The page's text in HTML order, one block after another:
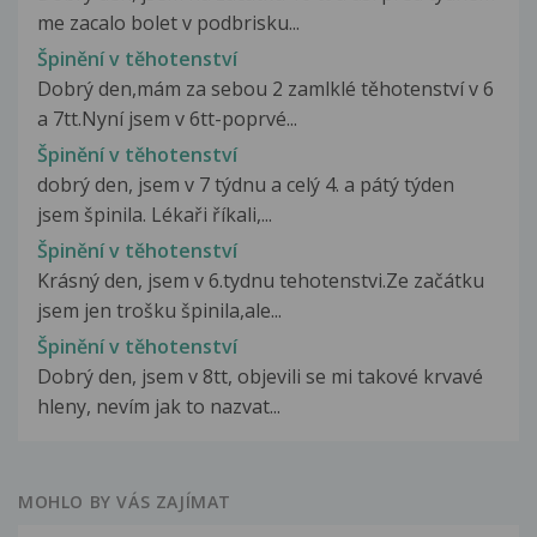
me zacalo bolet v podbrisku...
Špinění v těhotenství
Dobrý den,mám za sebou 2 zamlklé těhotenství v 6
a 7tt.Nyní jsem v 6tt-poprvé...
Špinění v těhotenství
dobrý den, jsem v 7 týdnu a celý 4. a pátý týden
jsem špinila. Lékaři říkali,...
Špinění v těhotenství
Krásný den, jsem v 6.tydnu tehotenstvi.Ze začátku
jsem jen trošku špinila,ale...
Špinění v těhotenství
Dobrý den, jsem v 8tt, objevili se mi takové krvavé
hleny, nevím jak to nazvat...
MOHLO BY VÁS ZAJÍMAT